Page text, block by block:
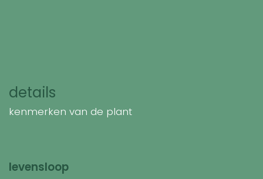
details
kenmerken van de plant
levensloop